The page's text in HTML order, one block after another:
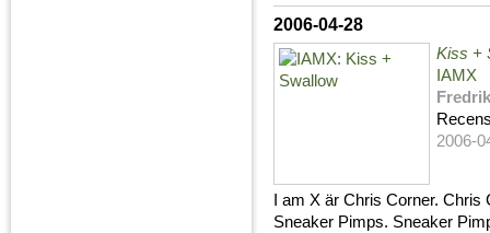
2006-04-28
Kiss +
IAMX
2006-
I am X är Chris Corner.
Sneaker Pimps. Sneaker